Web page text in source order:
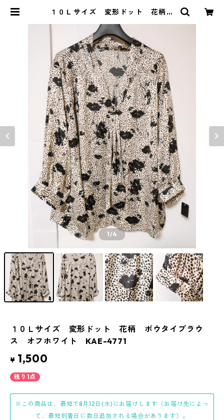
１０Ｌサイズ 変形ドット 花柄
KAE-4771 | DOLUCK PRODUC
E
1/4
１０Ｌサイズ 変形ドット 花柄 ボウタイブラウ
ス オフホワイト KAE-4771
¥ 1,500
残り1点
※この商品は、最短で8月12日(水)にお届けします（お届け先によっ
て、最短到着日に数日追加される場合があります）。